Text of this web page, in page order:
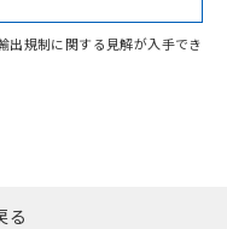
出規制に関する見解が入手でき
る